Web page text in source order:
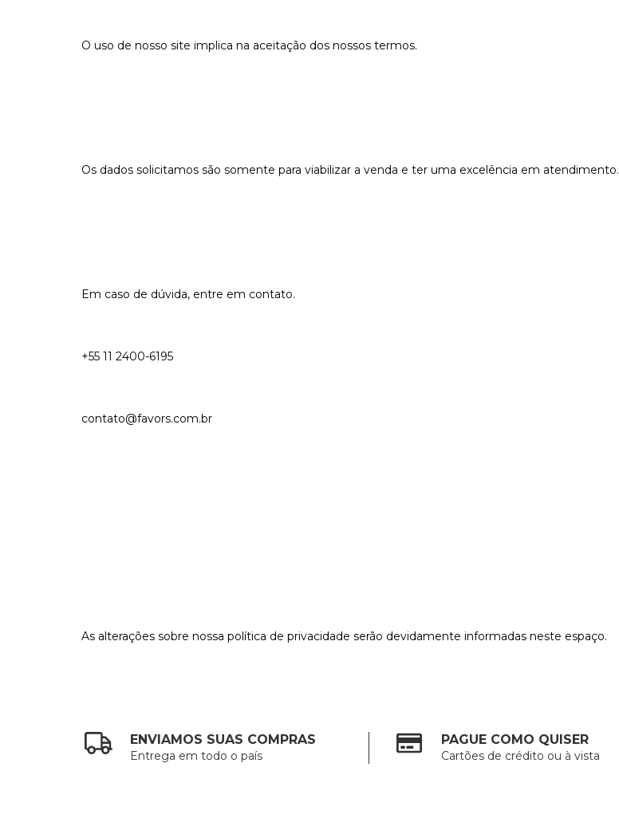
O uso de nosso site implica na aceitação dos nossos termos.
Os dados solicitamos são somente para viabilizar a venda e ter uma excelência em atendimento.
Em caso de dúvida, entre em contato.
+55 11 2400-6195
contato@favors.com.br
As alterações sobre nossa política de privacidade serão devidamente informadas neste espaço.
ENVIAMOS SUAS COMPRAS
Entrega em todo o país
PAGUE COMO QUISER
Cartões de crédito ou à vista